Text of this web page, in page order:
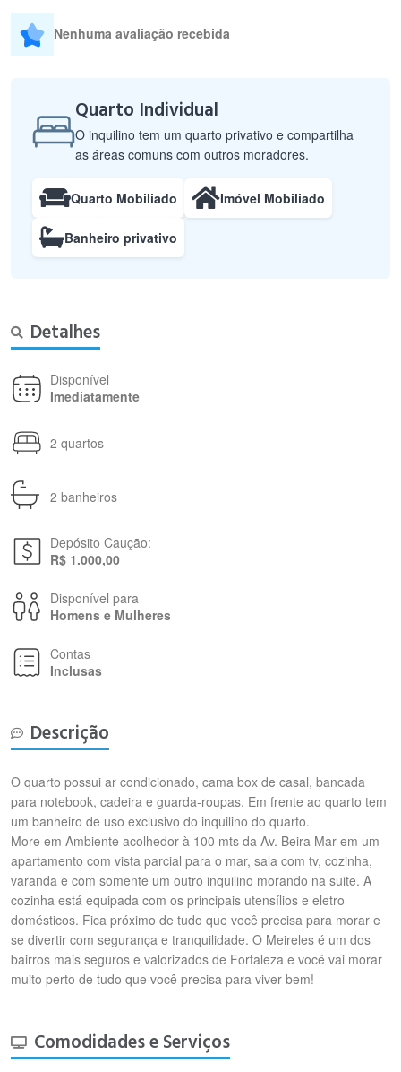
Nenhuma avaliação recebida
Quarto Individual
O inquilino tem um quarto privativo e compartilha
as áreas comuns com outros moradores.
Quarto Mobiliado Imóvel Mobiliado
Banheiro privativo
Detalhes
Disponível
Imediatamente
2 quartos
2 banheiros
Depósito Caução:
R$ 1.000,00
Disponível para
Homens e Mulheres
Contas
Inclusas
Descrição
O quarto possui ar condicionado, cama box de casal, bancada
para notebook, cadeira e guarda-roupas. Em frente ao quarto tem
um banheiro de uso exclusivo do inquilino do quarto.
More em Ambiente acolhedor à 100 mts da Av. Beira Mar em um
apartamento com vista parcial para o mar, sala com tv, cozinha,
varanda e com somente um outro inquilino morando na suite. A
cozinha está equipada com os principais utensílios e eletro
domésticos. Fica próximo de tudo que você precisa para morar e
se divertir com segurança e tranquilidade. O Meireles é um dos
bairros mais seguros e valorizados de Fortaleza e você vai morar
muito perto de tudo que você precisa para viver bem!
Comodidades e Serviços